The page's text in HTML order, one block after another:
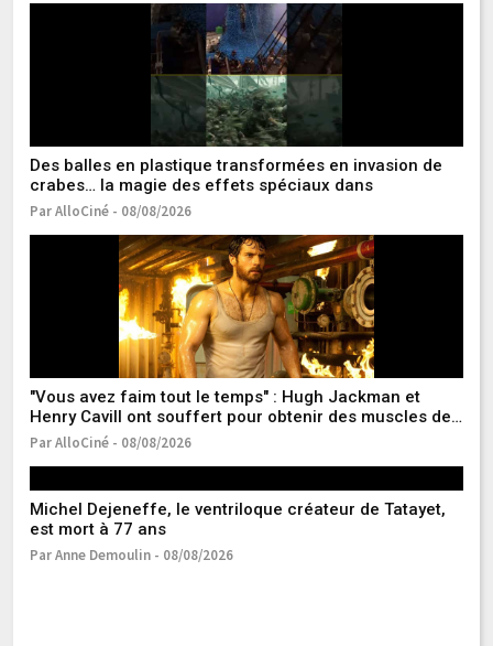
Des balles en plastique transformées en invasion de
crabes… la magie des effets spéciaux dans
Par AlloCiné - 08/08/2026
"Vous avez faim tout le temps" : Hugh Jackman et
Henry Cavill ont souffert pour obtenir des muscles de
super-héros
Par AlloCiné - 08/08/2026
Michel Dejeneffe, le ventriloque créateur de Tatayet,
est mort à 77 ans
Par Anne Demoulin - 08/08/2026